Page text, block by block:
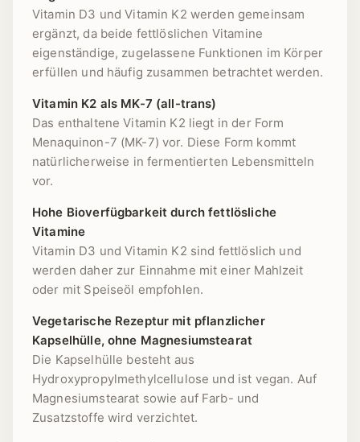
Vitamin D3 und Vitamin K2 werden gemeinsam
ergänzt, da beide fettlöslichen Vitamine
eigenständige, zugelassene Funktionen im Körper
erfüllen und häufig zusammen betrachtet werden.
Vitamin K2 als MK-7 (all-trans)
Das enthaltene Vitamin K2 liegt in der Form
Menaquinon-7 (MK-7) vor. Diese Form kommt
natürlicherweise in fermentierten Lebensmitteln
vor.
Hohe Bioverfügbarkeit durch fettlösliche
Vitamine
Vitamin D3 und Vitamin K2 sind fettlöslich und
werden daher zur Einnahme mit einer Mahlzeit
oder mit Speiseöl empfohlen.
Vegetarische Rezeptur mit pflanzlicher
Kapselhülle, ohne Magnesiumstearat
Die Kapselhülle besteht aus
Hydroxypropylmethylcellulose und ist vegan. Auf
Magnesiumstearat sowie auf Farb- und
Zusatzstoffe wird verzichtet.